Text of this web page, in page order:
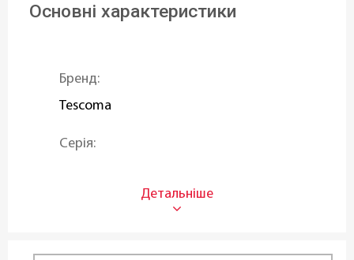
Основні характеристики
Бренд:
Tescoma
Серія: